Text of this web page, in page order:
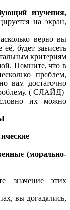
изучения,
на экран,
верно вы
будет зависеть
критериям
Помните, что в
проблем,
вам достаточно
( СЛАЙД)
их можно
значение этих
вы догадались,